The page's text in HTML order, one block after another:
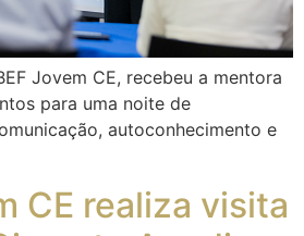
Jovem CE, recebeu a mentora
para uma noite de
autoconhecimento e
CE realiza visita